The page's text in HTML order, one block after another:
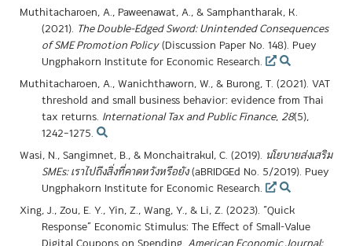
Muthitacharoen, A., Paweenawat, A., & Samphantharak, K.
(2021). The Double-Edged Sword: Unintended Consequences
of SME Promotion Policy(Discussion Paper No. 148). Puey
Ungphakorn Institute for Economic Research.
Muthitacharoen, A., Wanichthaworn, W., & Burong, T. (2021). VAT
threshold and small business behavior: evidence from Thai
tax returns. International Tax and Public Finance, 28(5),
1242–1275.
Wasi, N., Sangimnet, B., & Monchaitrakul, C. (2019). นโยบายส่งเสริม
SMEs: เราไปถึงสิ่งที่คาดหวังหรือยัง(aBRIDGEd No. 5/2019). Puey
Ungphakorn Institute for Economic Research.
Xing, J., Zou, E. Y., Yin, Z., Wang, Y., & Li, Z. (2023). “Quick
Response” Economic Stimulus: The Effect of Small-Value